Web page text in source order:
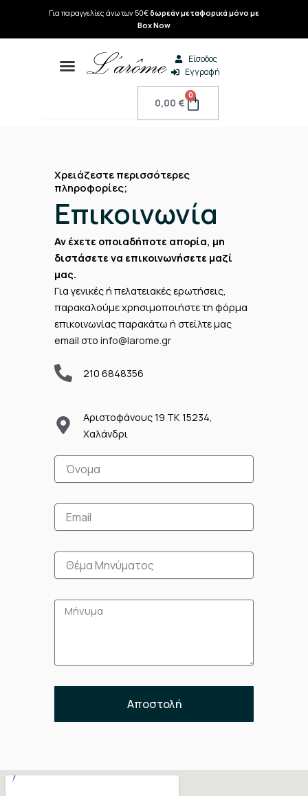
περιεχόμενο
Για παραγγελίες άνω των 50€δωρεάν μεταφορικά μόνο με
Box Now
Είσοδος
Εγγραφή
0,00 €
0
Cart
Χρειάζεστε περισσότερες
πληροφορίες;
Επικοινωνία
Αν έχετε οποιαδήποτε απορία, μη
διστάσετε να επικοινωνήσετε μαζί
μας.
Για γενικές ή πελατειακές ερωτήσεις,
παρακαλούμε χρησιμοποιήστε τη φόρμα
επικοινωνίας παρακάτω ή στείλτε μας
email στο info@larome.gr
210 6848356
Αριστοφάνους 19 TK 15234,
Χαλάνδρι
Αποστολή